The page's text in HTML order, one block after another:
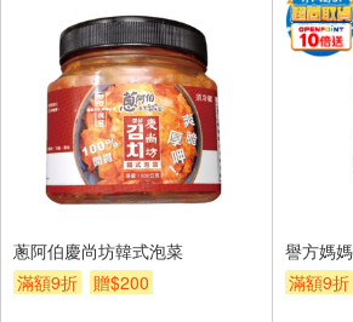
蔥阿伯慶尚坊韓式泡菜
滿額9折
贈$200
譽方媽
滿額9折